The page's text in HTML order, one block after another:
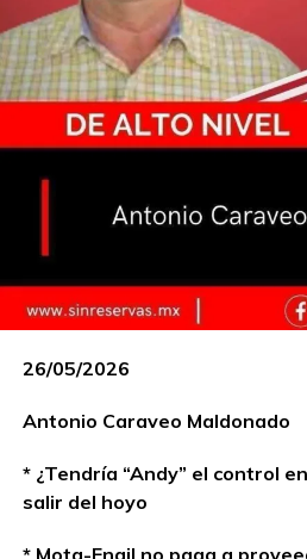
26/05/2026
Antonio Caraveo Maldonado
* ¿Tendría “Andy” el control
salir del hoyo